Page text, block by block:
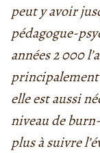
peut y avoir
pédagogue-
années 2 000
elle est aussi
niveau de
plus à suivre